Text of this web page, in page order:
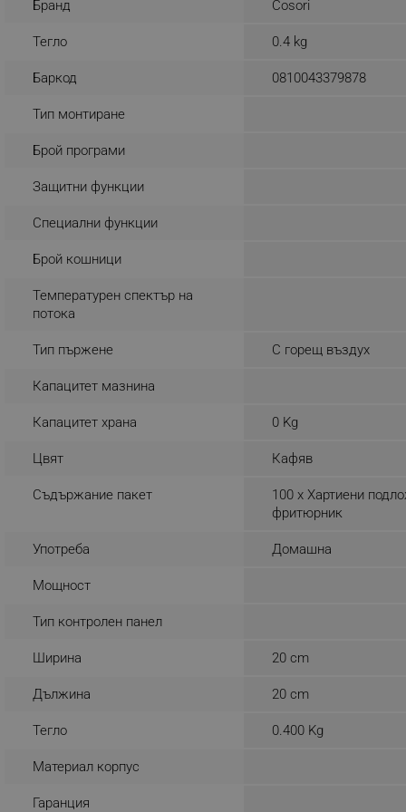
Бранд Cosori
Тегло 0.4 kg
Баркод 0810043379878
Тип монтиране
Брой програми
Защитни функции
Специални функции
Брой кошници
Температурен спектър на
потока
Тип пържене С горещ въздух
Капацитет мазнина
Капацитет храна 0 Kg
Цвят Кафяв
Съдържание пакет
100 x Хартиени
фритюрник
Употреба Домашна
Мощност
Тип контролен панел
Ширина 20 cm
Дължина 20 cm
Тегло 0.400 Kg
Материал корпус
Гаранция
_nzm_id_92166-7699
_sgf_user_id
_sgf_npq
_sgf_rq
sgfUserUpdateData
rlv_s
rlv_iv